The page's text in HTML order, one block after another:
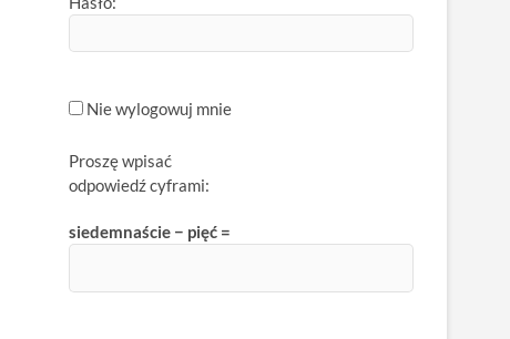
Nie wylogowuj mnie
Proszę wpisać
odpowiedź cyframi:
siedemnaście − pięć =